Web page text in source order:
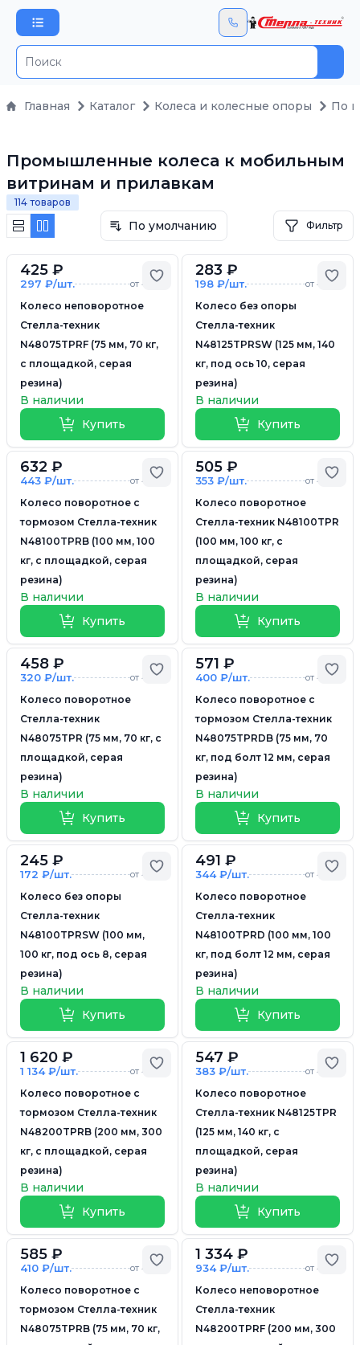
Главная Каталог Колеса и колесные опоры По
Промышленные колеса к мобильным
витринам и прилавкам
114 товаров
По умолчанию Фильтр
Добавить в избранное
425 ₽
297 ₽/шт. от 4 шт.
Колесо неповоротное
Стелла-техник
N48075TPRF (75 мм, 70 кг,
с площадкой, серая
резина)
В наличии
Купить
283 ₽
198 ₽/шт. от 4 шт.
Колесо без опоры
Стелла-техник
N48125TPRSW (125 мм, 140
кг, под ось 10, серая
резина)
В наличии
Купить
Добавить в избранное
632 ₽
443 ₽/шт. от 4 шт.
Колесо поворотное с
тормозом Стелла-техник
N48100TPRB (100 мм, 100
кг, с площадкой, серая
резина)
В наличии
Купить
505 ₽
353 ₽/шт. от 4 шт.
Колесо поворотное
Стелла-техник N48100TPR
(100 мм, 100 кг, с
площадкой, серая
резина)
В наличии
Купить
Добавить в избранное
458 ₽
320 ₽/шт. от 4 шт.
Колесо поворотное
Стелла-техник
N48075TPR (75 мм, 70 кг, с
площадкой, серая
резина)
В наличии
Купить
571 ₽
400 ₽/шт. от 4 шт.
Колесо поворотное с
тормозом Стелла-техник
N48075TPRDB (75 мм, 70
кг, под болт 12 мм, серая
резина)
В наличии
Купить
Добавить в избранное
245 ₽
172 ₽/шт. от 4 шт.
Колесо без опоры
Стелла-техник
N48100TPRSW (100 мм,
100 кг, под ось 8, серая
резина)
В наличии
Купить
491 ₽
344 ₽/шт. от 4 шт.
Колесо поворотное
Стелла-техник
N48100TPRD (100 мм, 100
кг, под болт 12 мм, серая
резина)
В наличии
Купить
Добавить в избранное
1 620 ₽
1 134 ₽/шт. от 4 шт.
Колесо поворотное с
тормозом Стелла-техник
N48200TPRB (200 мм, 300
кг, с площадкой, серая
резина)
В наличии
Купить
547 ₽
383 ₽/шт. от 4 шт.
Колесо поворотное
Стелла-техник N48125TPR
(125 мм, 140 кг, с
площадкой, серая
резина)
В наличии
Купить
Добавить в избранное
585 ₽
410 ₽/шт. от 4 шт.
Колесо поворотное с
тормозом Стелла-техник
N48075TPRB (75 мм, 70 кг,
1 334 ₽
934 ₽/шт. от 4 шт.
Колесо неповоротное
Стелла-техник
N48200TPRF (200 мм, 300